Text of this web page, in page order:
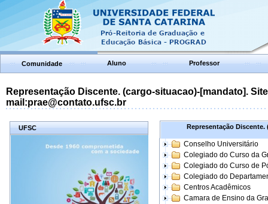
Comunidade Aluno Professor
Representação Discente. (cargo-situacao)-[mandato].
mail:prae@contato.ufsc.br
UFSC Representação Discente.
Conselho Universitário
Colegiado do Curso da
Colegiado do Curso de
Colegiado do
Centros Acadêmicos
Camara de Ensino da